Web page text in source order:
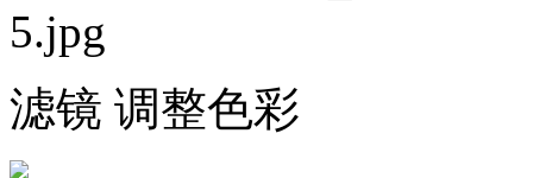
滤镜 调整色彩